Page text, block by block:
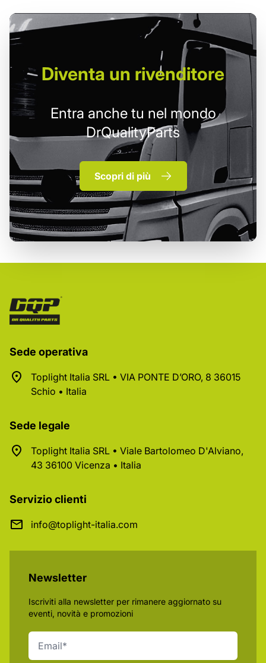
Diventa un rivenditore
Entra anche tu nel mondo
DrQualityParts
Scopri di più
Sede operativa
Toplight Italia SRL • VIA PONTE D’ORO, 8 36015
Schio • Italia
Sede legale
Toplight Italia SRL • Viale Bartolomeo D'Alviano,
43 36100 Vicenza • Italia
Servizio clienti
info@toplight-italia.com
Newsletter
Iscriviti alla newsletter per rimanere aggiornato su
eventi, novità e promozioni